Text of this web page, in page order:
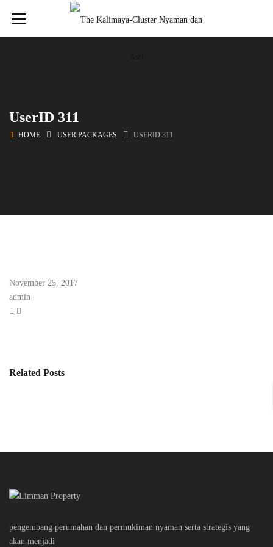
UserID 311
HOME USER PACKAGES USERID 311
November 25, 2017
admin
Related Posts
pengembang perumahan dan permukiman nyaman serta strategis yang
akan menjadi